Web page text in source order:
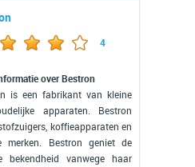
4
over Bestron
is een fabrikant van kleine
apparaten. Bestron
koffieapparaten en
merken. Bestron geniet de
bekendheid vanwege haar